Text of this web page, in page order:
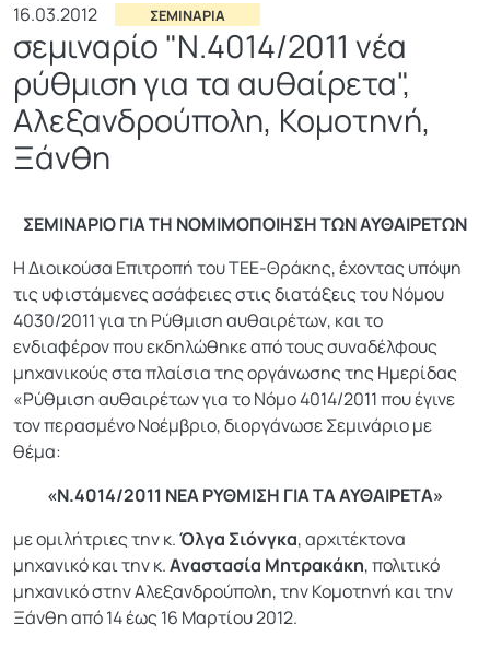
16.03.2012 ΣΕΜΙΝΑΡΙΑ
σεμιναρίο "Ν.4014/2011 νέα
ρύθμιση για τα αυθαίρετα",
Αλεξανδρούπολη, Κομοτηνή,
Ξάνθη
ΣΕΜΙΝΑΡΙΟ ΓΙΑ ΤΗ ΝΟΜΙΜΟΠΟΙΗΣΗ ΤΩΝ ΑΥΘΑΙΡΕΤΩΝ
Η Διοικούσα Επιτροπή του ΤΕΕ-Θράκης, έχοντας υπόψη
τις υφιστάμενες ασάφειες στις διατάξεις του Νόμου
4030/2011 για τη Ρύθμιση αυθαιρέτων, και το
ενδιαφέρον που εκδηλώθηκε από τους συναδέλφους
μηχανικούς στα πλαίσια της οργάνωσης της Ημερίδας
«Ρύθμιση αυθαιρέτων για το Νόμο 4014/2011 που έγινε
τον περασμένο Νοέμβριο, διοργάνωσε Σεμινάριο με
θέμα:
«Ν.4014/2011 ΝΕΑ ΡΥΘΜΙΣΗ ΓΙΑ ΤΑ ΑΥΘΑΙΡΕΤΑ»
με ομιλήτριες την κ.Όλγα Σιόνγκα, αρχιτέκτονα
μηχανικό και την κ.Αναστασία Μητρακάκη, πολιτικό
μηχανικό στην Αλεξανδρούπολη, την Κομοτηνή και την
Ξάνθη από 14 έως 16 Μαρτίου 2012.